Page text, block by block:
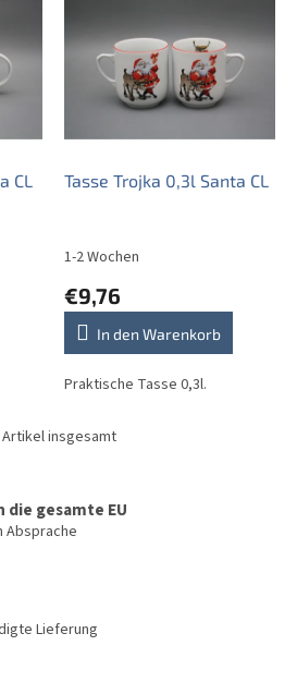
CL Tasse Trojka 0,3l Santa CL
1-2 Wochen
€9,76
In den Warenkorb
Praktische Tasse 0,3l.
S
u
e
m
insgesamt
die gesamte EU
Absprache
Lieferung